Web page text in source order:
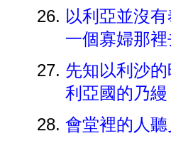
以利亞並沒
一個寡婦那
先知以利沙
利亞國的乃
會堂裡的人